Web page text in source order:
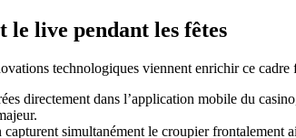
le live pendant les fêtes
technologiques viennent enrichir ce cadre
directement dans l’application mobile du
simultanément le croupier